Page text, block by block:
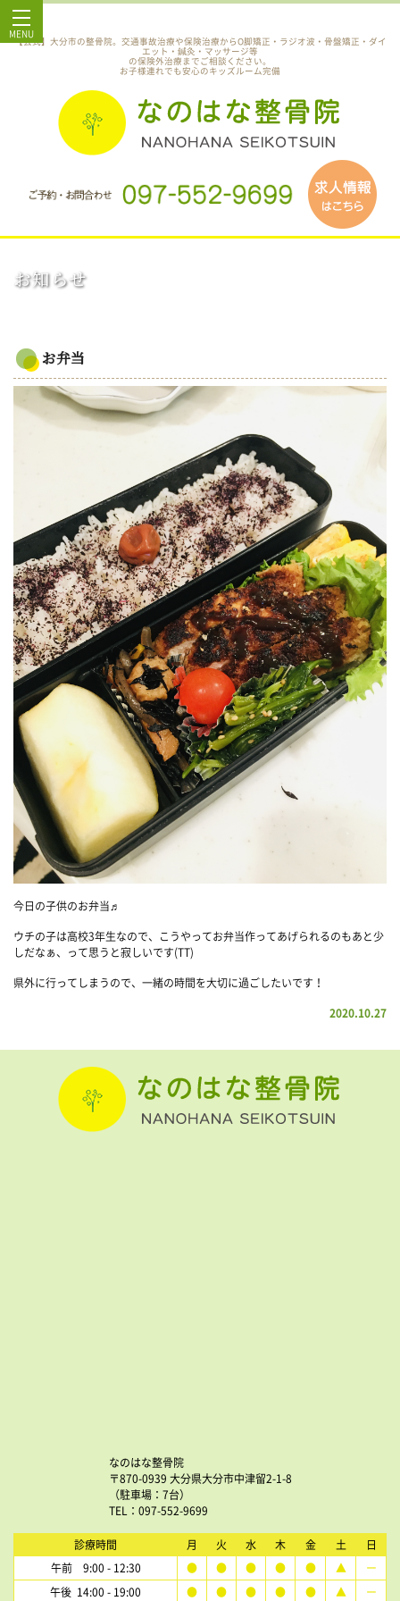
MENU
【公式】大分市の整骨院。交通事故治療や保険治療からO脚矯正・ラジオ波・骨盤矯正・ダイ
エット・鍼灸・マッサージ等
の保険外治療までご相談ください。
お子様連れでも安心のキッズルーム完備
お知らせ
お弁当
今日の子供のお弁当♬
ウチの子は高校3年生なので、こうやってお弁当作ってあげられるのもあと少
しだなぁ、って思うと寂しいです(TT)
県外に行ってしまうので、一緒の時間を大切に過ごしたいです！
2020.10.27
なのはな整骨院
〒870-0939 大分県大分市中津留2-1-8
（駐車場：7台）
TEL：097-552-9699
診療時間 月 火 水 木 金 土
日
午前 9:00 - 12:30
● ● ● ● ● ▲
ー
午後 14:00 - 19:00
● ● ● ● ● ▲ ー